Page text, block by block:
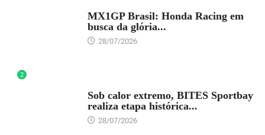
MX1GP Brasil: Honda Racing em
busca da glória...
28/07/2026
2
Sob calor extremo, BITES Sportbay
realiza etapa histórica...
28/07/2026